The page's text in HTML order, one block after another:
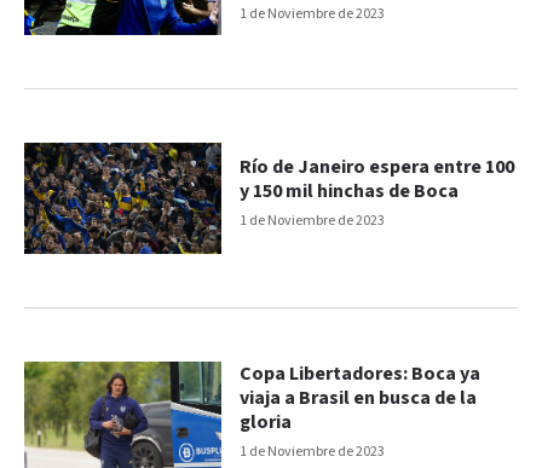
1 de Noviembre de 2023
1 de Noviembre de 2023
Río de Janeiro espera entre 100
y 150 mil hinchas de Boca
1 de Noviembre de 2023
Copa Libertadores: Boca ya
viaja a Brasil en busca de la
gloria